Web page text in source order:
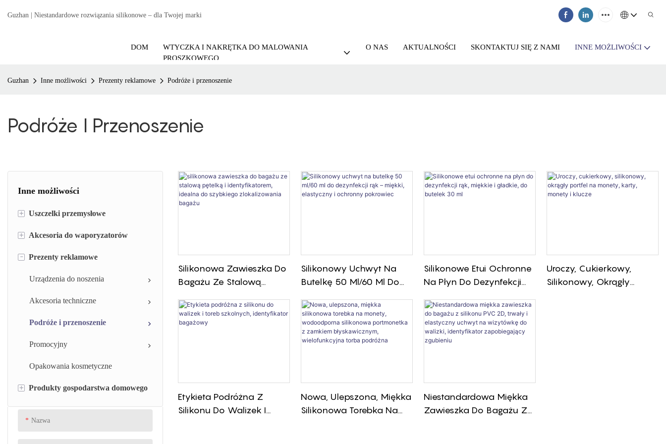
Guzhan | Niestandardowe rozwiązania silikonowe – dla Twojej marki
DOM
WTYCZKA I NAKRĘTKA DO MALOWANIA
PROSZKOWEGO
O NAS AKTUALNOŚCI SKONTAKTUJ SIĘ Z NAMI INNE MOŻLIWOŚCI
Guzhan Inne możliwości Prezenty reklamowe Podróże i przenoszenie
Podróże I Przenoszenie
Inne możliwości
+ Uszczelki przemysłowe
Pierścień uszczelniający silikonowy
Opaski silikonowe
Silikonowa nasadka strzykawki
Zawór silikonowy
Tłok strzykawki silikonowej
Uszczelki z gumy silikonowej
Uszczelka gumowa
Przelotka gumowa
Podkładka z gumy silikonowej
+ Akcesoria do waporyzatorów
Silikonowa końcówka do
- Prezenty reklamowe
Urządzenia do noszenia
Akcesoria techniczne
Podróże i przenoszenie
Promocyjny
Opakowania kosmetyczne
+ Produkty gospodarstwa domowego
Kuchnia
Nazwa
Silikonowa Zawieszka Do
Bagażu Ze Stalową
Idealna Do Szybkiego
Zlokalizowania Bagażu
Silikonowy Uchwyt Na
Butelkę 50 Ml/60 Ml Do
Elastyczny I Ochronny
Pokrowiec
Silikonowe Etui Ochronne
Na Płyn Do Dezynfekcji
Butelek 30 Ml
Uroczy, Cukierkowy,
Silikonowy, Okrągły
Etykieta Podróżna Z
Silikonu Do Walizek I
Nowa, Ulepszona, Miękka
Silikonowa Torebka Na
Niestandardowa Miękka
Zawieszka Do Bagażu Z